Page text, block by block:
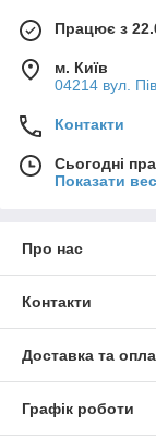
Працює з
м. Київ
04214 вул.
Контакти
Сьогодні
Показати
Про нас
Контакти
Доставка та
Графік роботи